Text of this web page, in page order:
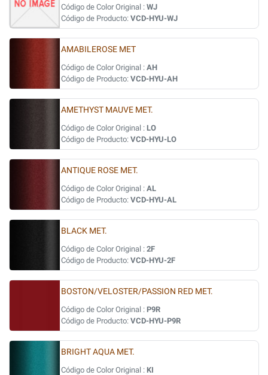
Código de Color Original : WJ
Código de Producto: VCD-HYU-WJ
AMABILEROSE MET
Código de Color Original : AH
Código de Producto: VCD-HYU-AH
AMETHYST MAUVE MET.
Código de Color Original : LO
Código de Producto: VCD-HYU-LO
ANTIQUE ROSE MET.
Código de Color Original : AL
Código de Producto: VCD-HYU-AL
BLACK MET.
Código de Color Original : 2F
Código de Producto: VCD-HYU-2F
BOSTON/VELOSTER/PASSION RED MET.
Código de Color Original : P9R
Código de Producto: VCD-HYU-P9R
BRIGHT AQUA MET.
Código de Color Original : KI